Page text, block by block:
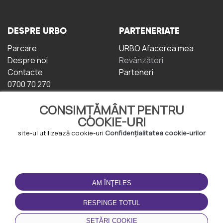
CONSIMȚĂMÂNT PENTRU
COOKIE-URI
site-ul utilizează cookie-uri Confidențialitatea cookie-urilor
AM ÎNŢELES
RESPINGE TOTUL
SETĂRI COOKIE
DESPRE URBO
Parcare
Despre noi
Contacte
0700 70 270
PARTENERIATE
URBO Afacerea mea
Revânzători
Parteneri
TERMENI DE UTILIZARE
Termeni și condiții
Politica de
Confidențialitate
Politica de cookie-uri
DESCĂRCAȚI
APLICAȚIA